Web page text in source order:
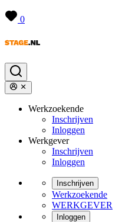
0
Werkzoekende
Inschrijven
Inloggen
Werkgever
Inschrijven
Inloggen
Inschrijven
Werkzoekende
WERKGEVER
Inloggen